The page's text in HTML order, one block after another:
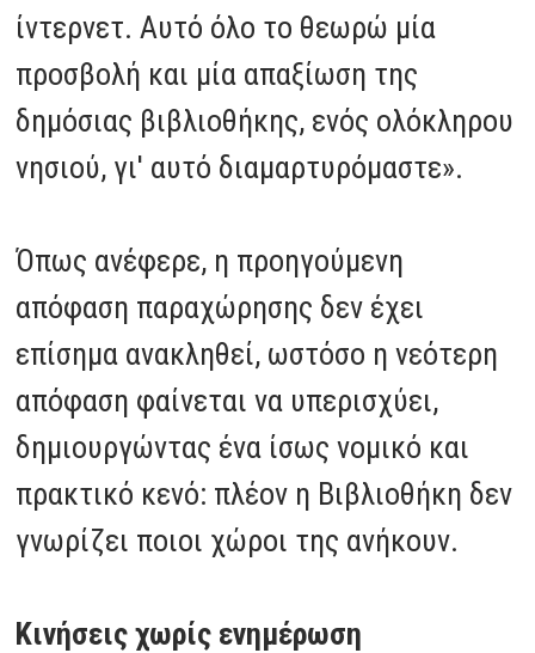
ίντερνετ. Αυτό όλο το θεωρώ μία
προσβολή και μία απαξίωση της
δημόσιας βιβλιοθήκης, ενός ολόκληρου
νησιού, γι' αυτό διαμαρτυρόμαστε».
Όπως ανέφερε, η προηγούμενη
απόφαση παραχώρησης δεν έχει
επίσημα ανακληθεί, ωστόσο η νεότερη
απόφαση φαίνεται να υπερισχύει,
δημιουργώντας ένα ίσως νομικό και
πρακτικό κενό: πλέον η Βιβλιοθήκη δεν
γνωρίζει ποιοι χώροι της ανήκουν.
Κινήσεις χωρίς ενημέρωση